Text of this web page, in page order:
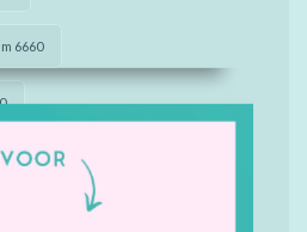
6660
3070